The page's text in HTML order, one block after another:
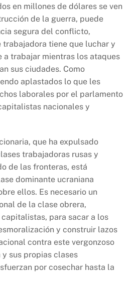
en millones de dólares se ven
de la guerra, puede
segura del conflicto,
trabajadora tiene que luchar y
a trabajar mientras los ataques
sus ciudades. Como
aplastados lo que les
laborales por el parlamento
nacionales y
que ha expulsado
trabajadoras rusas y
de las fronteras, está
dominante ucraniana
ellos. Es necesario un
de la clase obrera,
para sacar a los
y construir lazos
contra este vergonzoso
sus propias clases
por cosechar hasta la